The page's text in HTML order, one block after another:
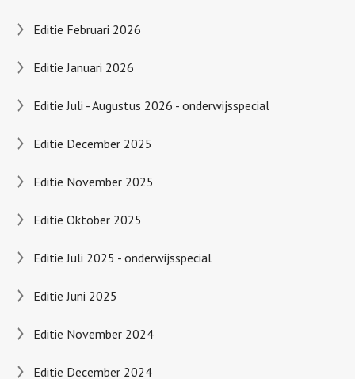
Editie Februari 2026
Editie Januari 2026
Editie Juli - Augustus 2026 - onderwijsspecial
Editie December 2025
Editie November 2025
Editie Oktober 2025
Editie Juli 2025 - onderwijsspecial
Editie Juni 2025
Editie November 2024
Editie December 2024